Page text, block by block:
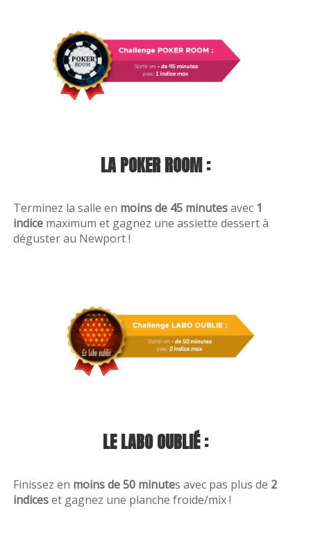
Réserver
Faq
Tarifs
Blog
LA POKER ROOM :
Terminez la salle en moins de 45 minutesavec 1
indice maximum et gagnez une assiette dessert à
déguster au Newport !
LE LABO OUBLIÉ :
Finissez en moins de 50 minutes avec pas plus de 2
indiceset gagnez une planche froide/mix !